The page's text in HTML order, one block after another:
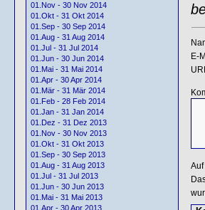
01.Nov - 30 Nov 2014
01.Okt - 31 Okt 2014
01.Sep - 30 Sep 2014
01.Aug - 31 Aug 2014
01.Jul - 31 Jul 2014
01.Jun - 30 Jun 2014
01.Mai - 31 Mai 2014
01.Apr - 30 Apr 2014
01.Mär - 31 Mär 2014
01.Feb - 28 Feb 2014
01.Jan - 31 Jan 2014
01.Dez - 31 Dez 2013
01.Nov - 30 Nov 2013
01.Okt - 31 Okt 2013
01.Sep - 30 Sep 2013
01.Aug - 31 Aug 2013
01.Jul - 31 Jul 2013
01.Jun - 30 Jun 2013
01.Mai - 31 Mai 2013
01.Apr - 30 Apr 2013
E-